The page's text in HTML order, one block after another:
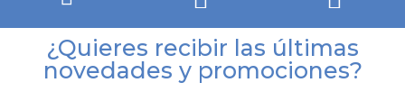
¿Quieres recibir las últimas
novedades y promociones?